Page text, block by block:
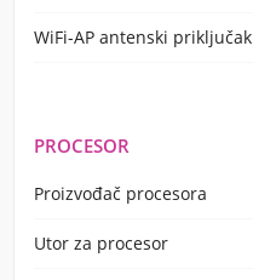
WiFi-AP antenski priključak
PROCESOR
Proizvođač procesora
Utor za procesor